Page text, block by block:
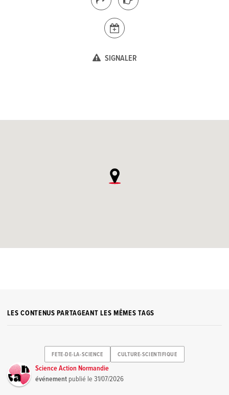
SIGNALER
LES CONTENUS PARTAGEANT LES MÊMES TAGS
FETE-DE-LA-SCIENCE CULTURE-SCIENTIFIQUE
Science Action Normandie
événement publié le31/07/2026